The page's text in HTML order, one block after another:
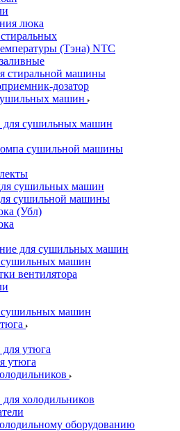
люка
(Тэна) NTC
стиральной машины
дозатор
машин
для сушильных машин
сушильной машины
сушильных машин
сушильной машины
(Убл)
для сушильных машин
машин
вентилятора
сушильных машин
для утюга
утюга
для холодильников
оборудованию